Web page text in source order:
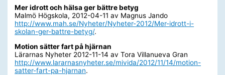
Mer idrott och hälsa ger bättre betyg
Malmö Högskola, 2012-04-11 av Magnus Jando
http://www.mah.se/Nyheter/Nyheter-2012/Mer-idrott-i-
skolan-ger-battre-betyg/.
Motion sätter fart på hjärnan
Lärarnas Nyheter 2012-11-14 av Tora Villanueva Gran
http://www.lararnasnyheter.se/mivida/2012/11/14/motion-
satter-fart-pa-hjarnan.